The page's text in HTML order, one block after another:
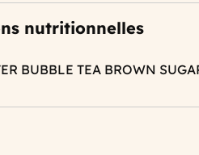
nutritionnelles
BUBBLE TEA BROWN